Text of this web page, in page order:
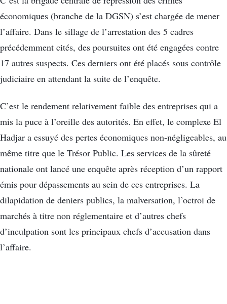
économiques (branche de la DGSN) s’est chargée de mener
l’affaire. Dans le sillage de l’arrestation des 5 cadres
précédemment cités, des poursuites ont été engagées contre
17 autres suspects. Ces derniers ont été placés sous contrôle
judiciaire en attendant la suite de l’enquête.
C’est le rendement relativement faible des entreprises qui a
mis la puce à l’oreille des autorités. En effet, le complexe El
Hadjar a essuyé des pertes économiques non-négligeables, au
même titre que le Trésor Public. Les services de la sûreté
nationale ont lancé une enquête après réception d’un rapport
émis pour dépassements au sein de ces entreprises. La
dilapidation de deniers publics, la malversation, l’octroi de
marchés à titre non réglementaire et d’autres chefs
d’inculpation sont les principaux chefs d’accusation dans
l’affaire.